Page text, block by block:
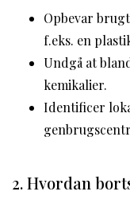
Opbevar
f.eks. en
Undgå at
kemikalier.
Identificer
2. Hvordan